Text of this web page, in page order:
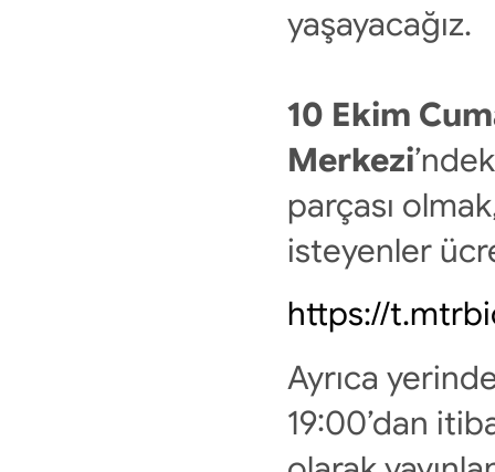
yaşayacağız.
10 Ekim
Merkezi
parçası
isteyenler
https://
Ayrıca
19:00’dan